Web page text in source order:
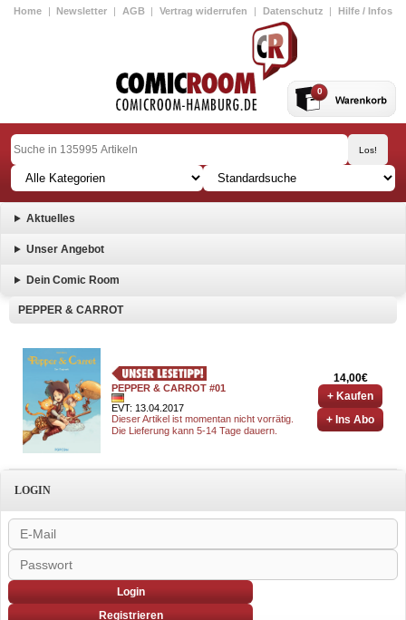
Home | Newsletter | AGB | Vertrag widerrufen | Datenschutz | Hilfe / Infos
0
Aktuelles
Unser Angebot
Dein Comic Room
PEPPER & CARROT
PEPPER & CARROT #01
EVT: 13.04.2017
Dieser Artikel ist momentan nicht vorrätig.
Die Lieferung kann 5-14 Tage dauern.
14,00€
+ Kaufen
+ Ins Abo
LOGIN
Login
Registrieren